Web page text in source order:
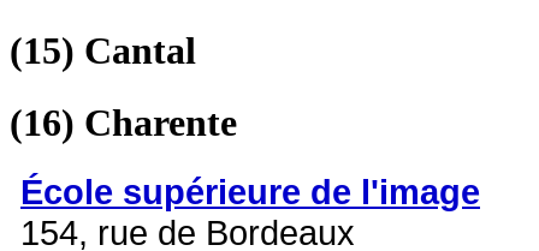
(15) Cantal
(16) Charente
École supérieure de l'image
154, rue de Bordeaux